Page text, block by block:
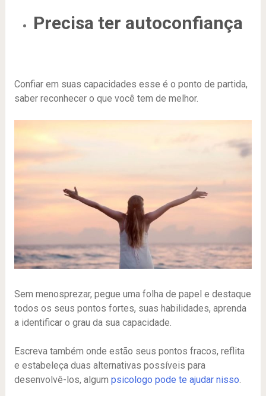
Precisa ter autoconfiança
Confiar em suas capacidades esse é o ponto de partida,
saber reconhecer o que você tem de melhor.
Sem menosprezar, pegue uma folha de papel e destaque
todos os seus pontos fortes, suas habilidades, aprenda
a identificar o grau da sua capacidade.
Escreva também onde estão seus pontos fracos, reflita
e estabeleça duas alternativas possíveis para
desenvolvê-los, algum psicologo pode te ajudar nisso